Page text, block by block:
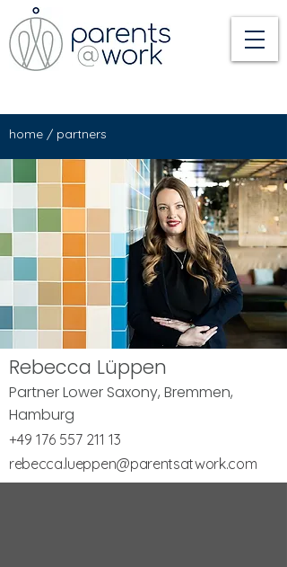
home / partners
Rebecca Lüppen
Partner Lower Saxony, Bremmen,
Hamburg
+49 176 557 211 13
rebecca.lueppen@parentsatwork.com